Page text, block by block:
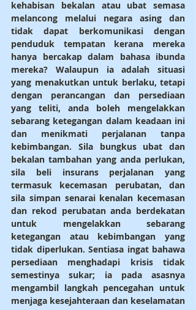
kehabisan bekalan atau ubat semasa
melancong melalui negara asing dan
tidak dapat berkomunikasi dengan
penduduk tempatan kerana mereka
hanya bercakap dalam bahasa ibunda
mereka? Walaupun ia adalah situasi
yang menakutkan untuk berlaku, tetapi
dengan perancangan dan persediaan
yang teliti, anda boleh mengelakkan
sebarang ketegangan dalam keadaan ini
dan menikmati perjalanan tanpa
kebimbangan. Sila bungkus ubat dan
bekalan tambahan yang anda perlukan,
sila beli insurans perjalanan yang
termasuk kecemasan perubatan, dan
sila simpan senarai kenalan kecemasan
dan rekod perubatan anda berdekatan
untuk mengelakkan sebarang
ketegangan atau kebimbangan yang
tidak diperlukan. Sentiasa ingat bahawa
persediaan menghadapi krisis tidak
semestinya sukar; ia pada asasnya
mengambil langkah pencegahan untuk
menjaga kesejahteraan dan keselamatan